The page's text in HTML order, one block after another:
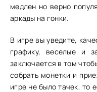
медлен но верно
аркады на гонки.
В игре вы уведите,
графику, веселые и
заключается в том
собрать монетки и
игре не было тачек, то